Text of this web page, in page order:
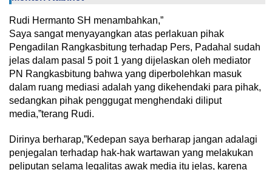
Rudi Hermanto SH menambahkan,”
Saya sangat menyayangkan atas perlakuan pihak
Pengadilan Rangkasbitung terhadap Pers, Padahal sudah
jelas dalam pasal 5 poit 1 yang dijelaskan oleh mediator
PN Rangkasbitung bahwa yang diperbolehkan masuk
dalam ruang mediasi adalah yang dikehendaki para pihak,
sedangkan pihak penggugat menghendaki diliput
media,”terang Rudi.
Dirinya berharap,”Kedepan saya berharap jangan adalagi
penjegalan terhadap hak-hak wartawan yang melakukan
peliputan selama legalitas awak media itu jelas, karena